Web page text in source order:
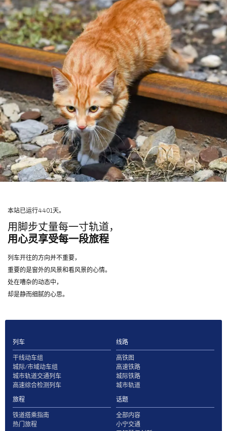
本站已运行4401天。
用脚步丈量每一寸轨道，
用心灵享受每一段旅程
列车开往的方向并不重要，
重要的是窗外的风景和看风景的心情。
处在嘈杂的动态中，
却是静而细腻的心思。
列车
干线动车组
城际/市域动车组
城市轨道交通列车
高速综合检测列车
线路
高铁图
高速铁路
城际铁路
城市轨道
旅程
铁道搭乘指南
热门旅程
话题
全部内容
小宁交通